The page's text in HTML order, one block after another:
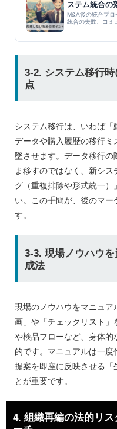
ステム統合の
コラム
M&A後の統合プ
統合の失敗、コミ
要に応じ...
3-2. システム移行
点
システム移行は、いわば
データや購入履歴の移行
墜させます。データ移行の
ま移すのではなく、新シ
グ（重複排除や形式統一）
い。この手間が、後のマー
す。
3-3. 現場ノウハウ
成法
現場のノウハウをマニュ
画」や「チェックリスト
や検品フローなど、身体
的です。マニュアルは一
提案を即座に反映させる「
とが重要です。
4. 組織再編の法的リ